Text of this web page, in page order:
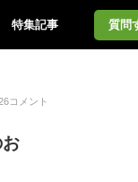
特集記事 質問
コメント